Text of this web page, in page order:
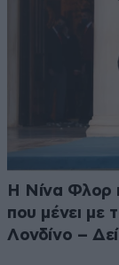
Η Νίνα Φλορ
που μένει με
Λονδίνο –